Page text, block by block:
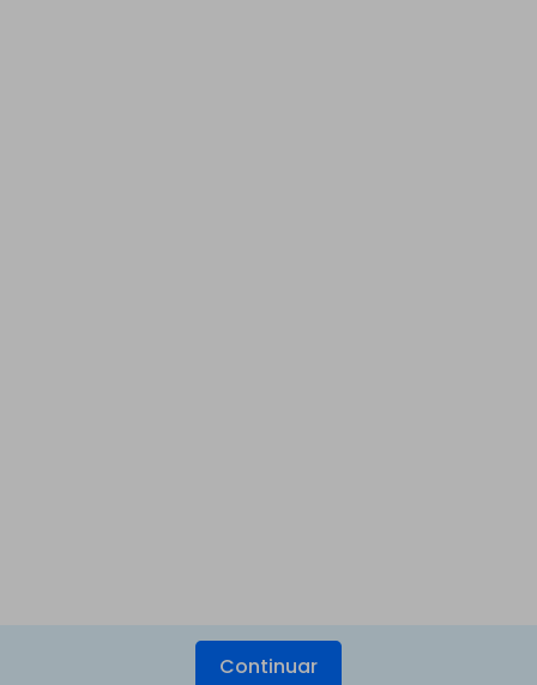
Continuar